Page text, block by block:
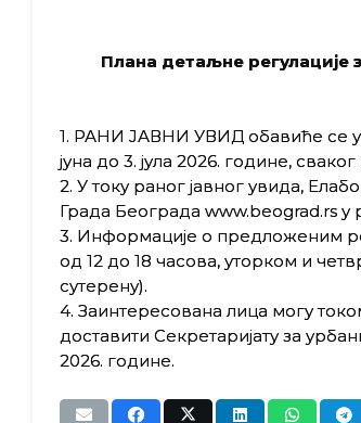
Плана детаљне регулације
1. РАНИ ЈАВНИ УВИД обавиће се у
јуна до 3. јула 2026. године,
2. У току раног јавног увида,
Града Београда www.beograd.rs у
3. Информације о предложеним
од 12 до 18 часова, уторком и
сутерену).
4. Заинтересована лица могу
доставити Секретаријату за
2026. године.